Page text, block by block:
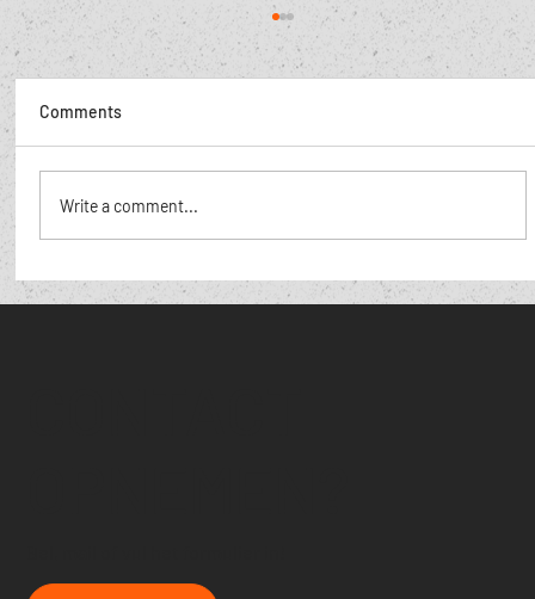
Comments
Write a comment...